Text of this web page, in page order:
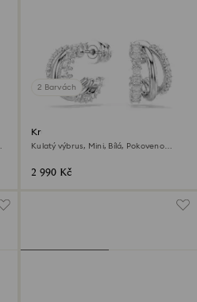
2 Barvách
Kruhové náušnice Hyperbola
Kulatý výbrus, Mini, Bílá, Pokoveno
2 990 Kč